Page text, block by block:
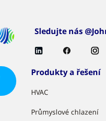
Sledujte nás
Produkty a řešení
HVAC
Průmyslové chlazení